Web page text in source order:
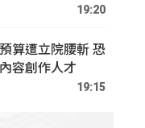
19:20
算遭立院腰斬 恐
容創作人才
19:15